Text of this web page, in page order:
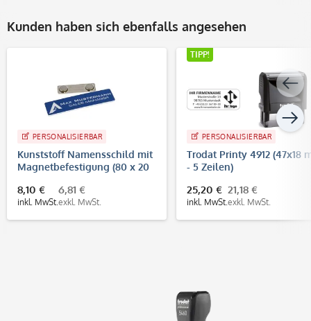
Kunden haben sich ebenfalls angesehen
PERSONALISIERBAR
Kunststoff Namensschild mit
Magnetbefestigung (80 x 20
8,10 €
inkl. MwSt.
6,81 €
exkl. MwSt.
TIPP!
PERSONALISIERBAR
Trodat Printy 4912 (47x18
- 5 Zeilen)
25,20 €
inkl. MwSt.
21,18 €
exkl. MwSt.